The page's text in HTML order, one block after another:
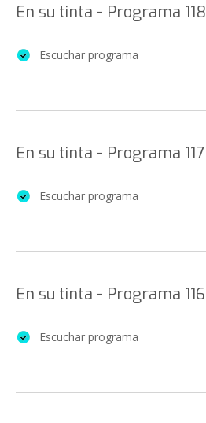
En su tinta - Programa 118
Escuchar programa
En su tinta - Programa 117
Escuchar programa
En su tinta - Programa 116
Escuchar programa